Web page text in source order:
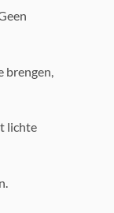
brengen,
lichte